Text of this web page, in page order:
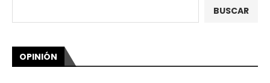
BUSCAR
OPINIÓN